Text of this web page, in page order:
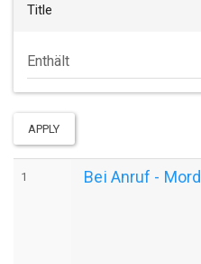
Title
Operator
APPLY
1 Bei Anruf - Mord